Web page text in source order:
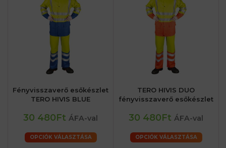
Fényvisszaverő esőkészlet
TERO HIVIS BLUE
30 480Ft ÁFA-val
OPCIÓK VÁLASZTÁSA
TERO HIVIS DUO
fényvisszaverő esőkészlet
30 480Ft ÁFA-val
OPCIÓK VÁLASZTÁSA